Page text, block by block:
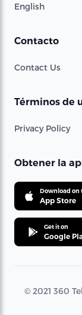
English
Contacto
Contact Us
Términos de
Privacy Policy
Obtener la
Download on
App Store
Get it on
Google
© 2021 360